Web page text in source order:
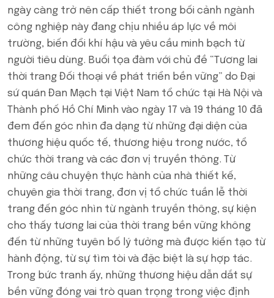
ngày càng trở nên cấp thiết trong bối cảnh ngành
công nghiệp này đang chịu nhiều áp lực về môi
trường, biến đổi khí hậu và yêu cầu minh bạch từ
người tiêu dùng. Buổi tọa đàm với chủ đề “Tương lai
thời trang Đối thoại về phát triển bền vững” do Đại
sứ quán Đan Mạch tại Việt Nam tổ chức tại Hà Nội và
Thành phố Hồ Chí Minh vào ngày 17 và 19 tháng 10 đã
đem đến góc nhìn đa dạng từ những đại diện của
thương hiệu quốc tế, thương hiệu trong nước, tổ
chức thời trang và các đơn vị truyền thông. Từ
những câu chuyện thực hành của nhà thiết kế,
chuyên gia thời trang, đơn vị tổ chức tuần lễ thời
trang đến góc nhìn từ ngành truyền thông, sự kiện
cho thấy tương lai của thời trang bền vững không
đến từ những tuyên bố lý tưởng mà được kiến tạo từ
hành động, từ sự tìm tòi và đặc biệt là sự hợp tác.
Trong bức tranh ấy, những thương hiệu dẫn dắt sự
bền vững đóng vai trò quan trọng trong việc định